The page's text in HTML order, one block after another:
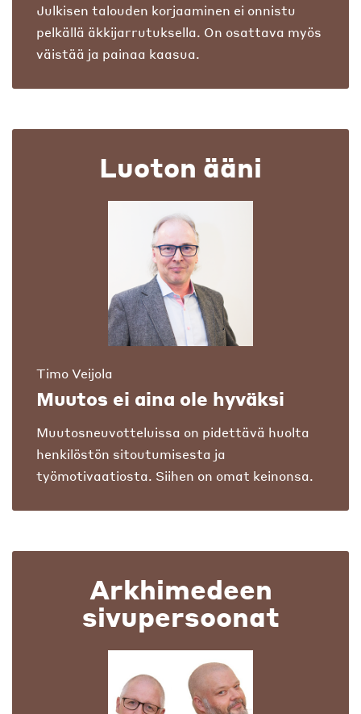
Julkisen talouden korjaaminen ei onnistu
pelkällä äkkijarrutuksella. On osattava myös
väistää ja painaa kaasua.
Luoton ääni
Timo Veijola
Muutos ei aina ole hyväksi
Muutosneuvotteluissa on pidettävä huolta
henkilöstön sitoutumisesta ja
työmotivaatiosta. Siihen on omat keinonsa.
Arkhimedeen
sivupersoonat